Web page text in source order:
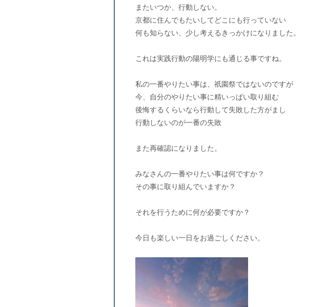
またいつか、行動しない。
京都に住んでもたいしてどこにも行っていない
何も知らない、少し考えるきっかけになりました。
これは実践行動の陽明学にも通じる事ですね。
私の一番やりたい事は、祇園祭ではないのですが
今、自分のやりたい事に精いっぱい取り組む
後悔するくらいなら行動して失敗した方がまし
行動しないのが一番の失敗
また再確認になりました。
みなさんの一番やりたい事は何ですか？
その事に取り組んでいますか？
それを行うために何が必要ですか？
今日も楽しい一日をお過ごしください。